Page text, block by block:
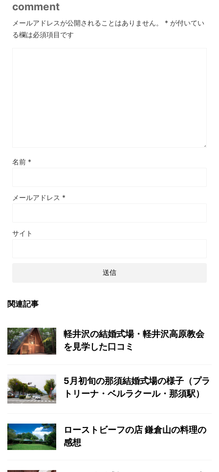
comment
メールアドレスが公開されることはありません。 * が付いてい
る欄は必須項目です
名前 *
メールアドレス *
サイト
関連記事
軽井沢の結婚式場・軽井沢高原教会
を見学した口コミ
5月初旬の那須結婚式場の様子（プラ
トリーナ・ベルラクール・那須駅）
ローストビーフの店 鎌倉山の料理の
感想